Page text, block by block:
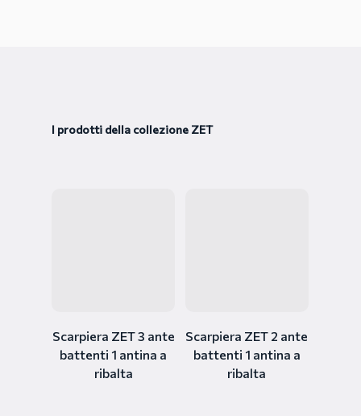
I prodotti della collezione ZET
Scarpiera ZET 3 ante
battenti 1 antina a
ribalta
Scarpiera ZET 2 ante
battenti 1 antina a
ribalta